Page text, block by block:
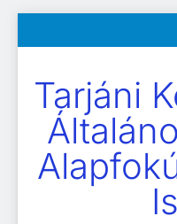
a
Szülői
Kötelező
Szülői
Kötelező
Tarjáni